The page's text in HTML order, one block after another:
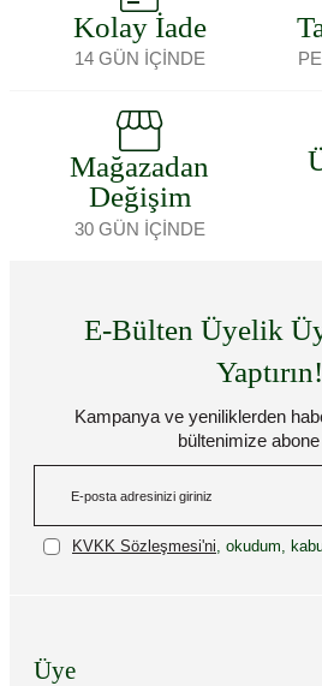
Kolay İade
14 GÜN İÇİNDE
Mağazadan
Değişim
30 GÜN İÇİNDE
E-Bülten Üyelik
Yaptırın!
Kampanya ve yeniliklerden
bültenimize
KVKK Sözleşmesi'ni , okudum,
Üye